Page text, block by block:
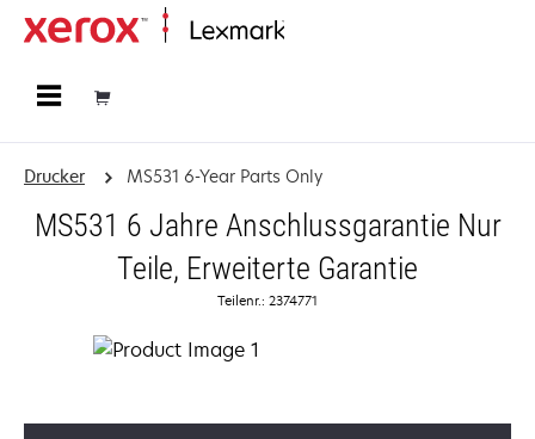
Drucker MS531 6-Year Parts Only
MS531 6 Jahre Anschlussgarantie Nur
Teile, Erweiterte Garantie
Teilenr.: 2374771